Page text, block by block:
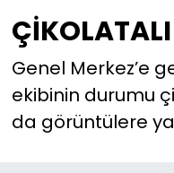
Genel Merkez’e
ekibinin durumu
da görüntülere